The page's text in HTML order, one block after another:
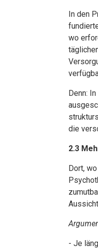
In den
wo
Denn:
die
2.3
Dort,
- Je